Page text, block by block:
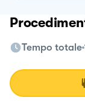
Tempo totale